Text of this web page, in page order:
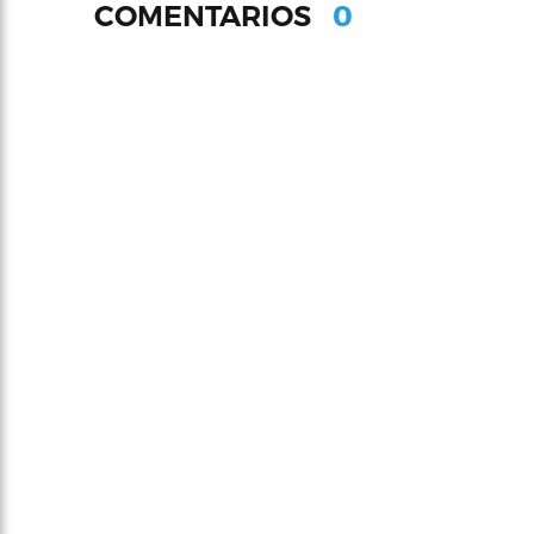
COMENTARIOS 0